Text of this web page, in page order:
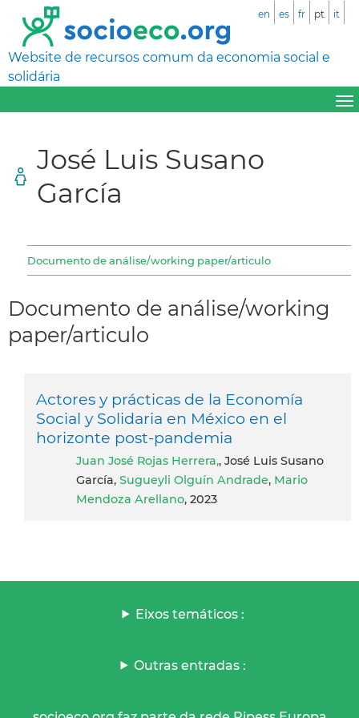
Website de recursos comum da economia social e
solidária
en es fr pt it
José Luis Susano
García
Documento de análise/working paper/articulo
Documento de análise/working
paper/articulo
Actores y prácticas de la Economía
Social y Solidaria en México en el
horizonte post-pandemia
Juan José Rojas Herrera,, José Luis Susano
García, Sugueyli Olguín Andrade, Mario
Mendoza Arellano, 2023
Eixos temáticos :
Outras entradas :